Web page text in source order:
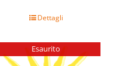
Dettagli
Esaurito